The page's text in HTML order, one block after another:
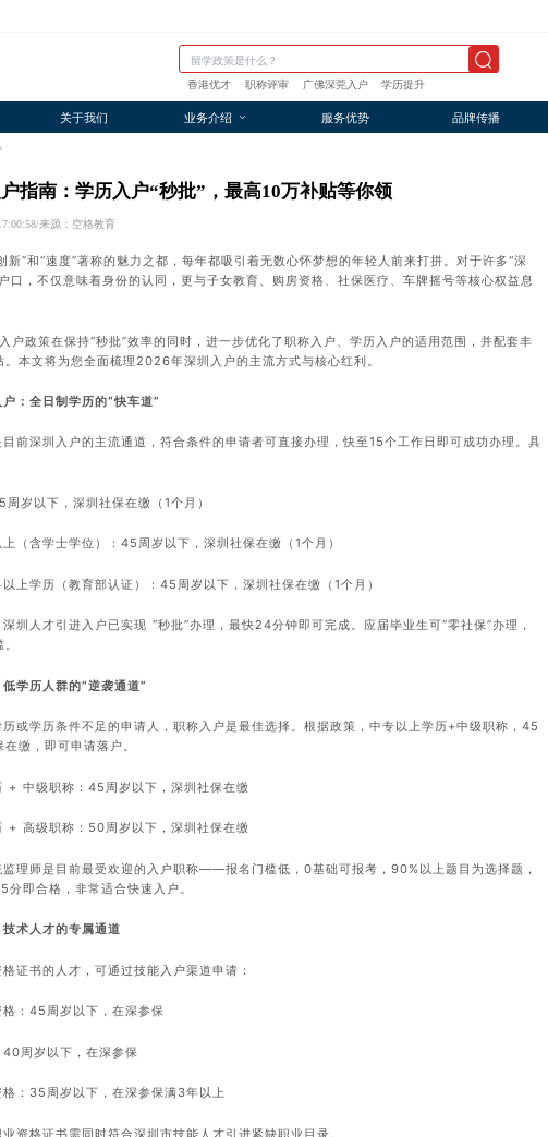
香港优才 职称评审 广佛深莞入户 学历提升
关于我们 业务介绍 服务优势 品牌传播
指南：学历入户“秒批”，最高10万补贴等你领
/来源：空格教育
新”和“速度”著称的魅力之都，每年都吸引着无数心怀梦想的年轻人前来打拼。对于许多“深
口 ，不仅意味着身份的认同，更与子女教育、购房资格、社保医疗、车牌摇号等核心权益息
户政策在保持“秒批”效率的同时，进一步优化了职称入户、学历入户的适用范围，并配套丰
。本文将为您全面梳理2026年深圳入户的主流方式与核心红利。
：全日制学历的“快车道”
前深圳入户的主流通道，符合条件的申请者可直接办理，快至15个工作日即可成功办理。具
岁以下，深圳社保在缴（1个月）
（含学士学位）：45周岁以下，深圳社保在缴（1个月）
上学历（教育部认证）：45周岁以下，深圳社保在缴（1个月）
圳人才引进入户已实现 “秒批”办理，最快24分钟即可完成。应届毕业生可“零社保”办理，
学历人群的“逆袭通道”
或学历条件不足的申请人，职称入户是最佳选择。根据政策，中专以上学历+中级职称，45
缴，即可申请落户。
+ 中级职称：45周岁以下，深圳社保在缴
+ 高级职称：50周岁以下，深圳社保在缴
监理师是目前最受欢迎的入户职称——报名门槛低，0基础可报考，90%以上题目为选择题，
分即合格，非常适合快速入户。
术人才的专属通道
证书的人才，可通过技能入户渠道申请：
：45周岁以下，在深参保
周岁以下，在深参保
：35周岁以下，在深参保满3年以上
资格证书需同时符合深圳市技能人才引进紧缺职业目录。